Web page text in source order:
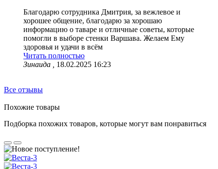
Благодарю сотрудника Дмитрия, за вежлевое и
хорошее общение, благодарю за хорошаю
информацию о таваре и отличные советы, которые
помогли в выборе стенки Варшава. Желаем Ему
здоровья и удачи в всём
Читать полностью
Зинаида ,
18.02.2025 16:23
Все отзывы
Похожие товары
Подборка похожих товаров, которые могут вам понравиться